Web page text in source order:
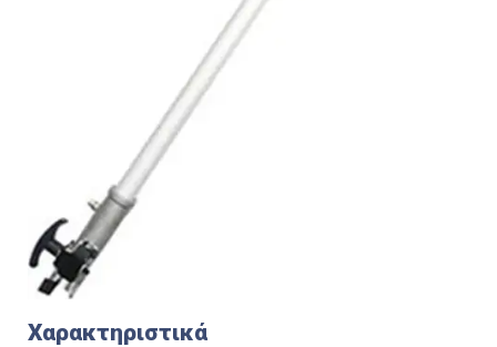
Χαρακτηριστικά